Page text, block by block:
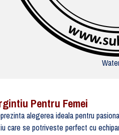
Pentru Femei
alegerea ideala pentru
se potriveste perfect cu